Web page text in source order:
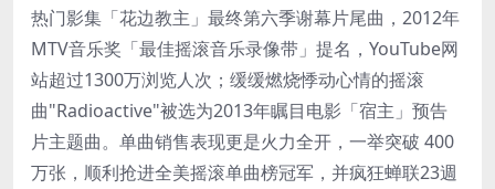
热门影集「花边教主」最终第六季谢幕片尾曲，2012年
MTV音乐奖「最佳摇滚音乐录像带」提名，YouTube网
站超过1300万浏览人次；缓缓燃烧悸动心情的摇滚
曲"Radioactive"被选为2013年瞩目电影「宿主」预告
片主题曲。单曲销售表现更是火力全开，一举突破 400
万张，顺利抢进全美摇滚单曲榜冠军，并疯狂蝉联23週